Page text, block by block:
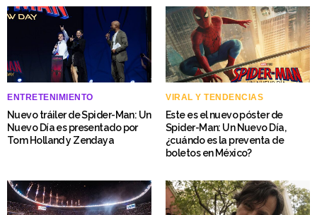
ENTRETENIMIENTO
Nuevo tráiler de Spider-Man: Un
Nuevo Día es presentado por
Tom Holland y Zendaya
VIRAL Y TENDENCIAS
Este es el nuevo póster de
Spider-Man: Un Nuevo Día,
¿cuándo es la preventa de
boletos en México?